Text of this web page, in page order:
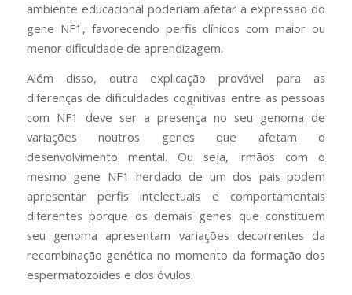
ambiente educacional poderiam afetar a expressão do
gene NF1, favorecendo perfis clínicos com maior ou
menor dificuldade de aprendizagem.
Além disso, outra explicação provável para as
diferenças de dificuldades cognitivas entre as pessoas
com NF1 deve ser a presença no seu genoma de
variações noutros genes que afetam o
desenvolvimento mental. Ou seja, irmãos com o
mesmo gene NF1 herdado de um dos pais podem
apresentar perfis intelectuais e comportamentais
diferentes porque os demais genes que constituem
seu genoma apresentam variações decorrentes da
recombinação genética no momento da formação dos
espermatozoides e dos óvulos.